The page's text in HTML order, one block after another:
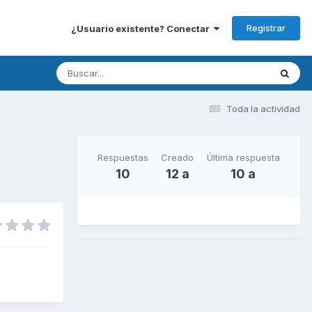
¿Usuario existente? Conectar Registrar
Toda la actividad
Respuestas
10
Creado
12 a
Última respuesta
10 a